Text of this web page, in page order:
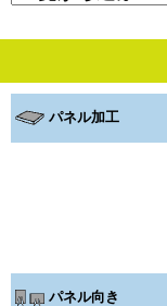
パネル加工
パネル向き